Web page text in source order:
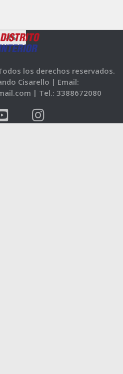
los derechos reservados.
Cisarello | Email:
| Tel.: 3388672080